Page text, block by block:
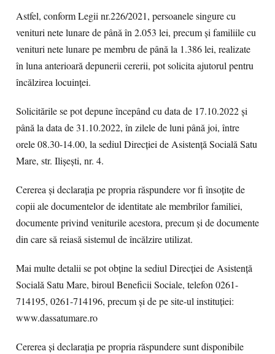
Astfel, conform Legii nr.226/2021, persoanele singure cu
venituri nete lunare de până în 2.053 lei, precum și familiile cu
venituri nete lunare pe membru de până la 1.386 lei, realizate
în luna anterioară depunerii cererii, pot solicita ajutorul pentru
încălzirea locuinței.
Solicitările se pot depune începând cu data de 17.10.2022 și
până la data de 31.10.2022, în zilele de luni până joi, între
orele 08.30-14.00, la sediul Direcției de Asistență Socială Satu
Mare, str. Ilișești, nr. 4.
Cererea și declarația pe propria răspundere vor fi însoțite de
copii ale documentelor de identitate ale membrilor familiei,
documente privind veniturile acestora, precum și de documente
din care să reiasă sistemul de încălzire utilizat.
Mai multe detalii se pot obține la sediul Direcției de Asistență
Socială Satu Mare, biroul Beneficii Sociale, telefon 0261-
714195, 0261-714196, precum și de pe site-ul instituției:
www.dassatumare.ro
Cererea și declarația pe propria răspundere sunt disponibile